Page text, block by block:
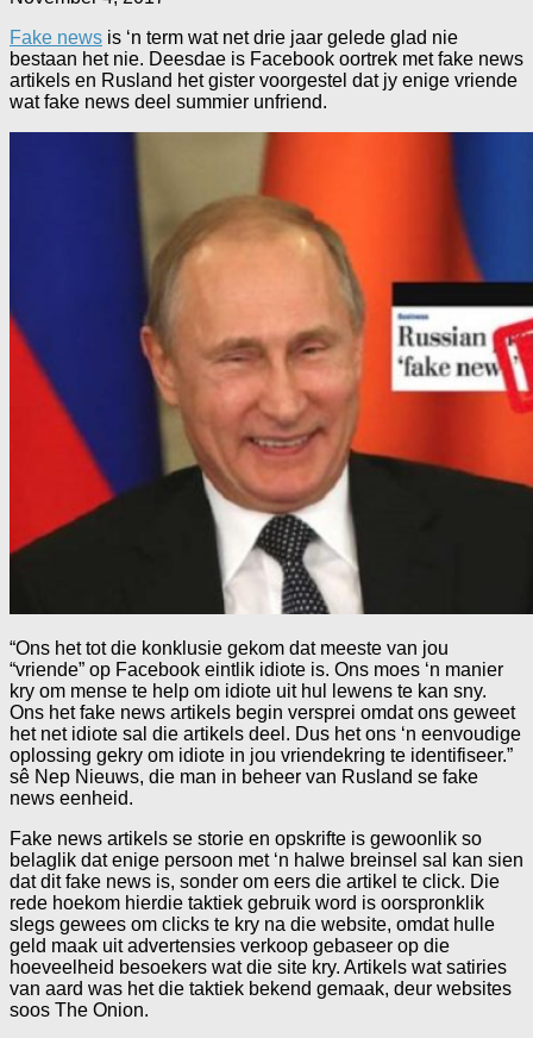
Fake news is ‘n term wat net drie jaar gelede glad nie
bestaan het nie. Deesdae is Facebook oortrek met fake news
artikels en Rusland het gister voorgestel dat jy enige vriende
wat fake news deel summier unfriend.
“Ons het tot die konklusie gekom dat meeste van jou
“vriende” op Facebook eintlik idiote is. Ons moes ‘n manier
kry om mense te help om idiote uit hul lewens te kan sny.
Ons het fake news artikels begin versprei omdat ons geweet
het net idiote sal die artikels deel. Dus het ons ‘n eenvoudige
oplossing gekry om idiote in jou vriendekring te identifiseer.”
sê Nep Nieuws, die man in beheer van Rusland se fake
news eenheid.
Fake news artikels se storie en opskrifte is gewoonlik so
belaglik dat enige persoon met ‘n halwe breinsel sal kan sien
dat dit fake news is, sonder om eers die artikel te click. Die
rede hoekom hierdie taktiek gebruik word is oorspronklik
slegs gewees om clicks te kry na die website, omdat hulle
geld maak uit advertensies verkoop gebaseer op die
hoeveelheid besoekers wat die site kry. Artikels wat satiries
van aard was het die taktiek bekend gemaak, deur websites
soos The Onion.